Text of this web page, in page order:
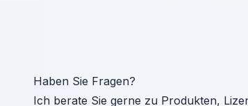
Haben Sie Fragen?
Ich berate Sie gerne zu Produkten,